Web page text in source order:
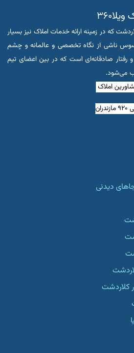
که در زمینه ارائه خدمات املاک نیز بسیار
ناشی از نگاه تخصصی و عالمانه و چشم
رفتار صادقانه‌ای است که در بین اعضای تیم
دیدنی
کلاردشت